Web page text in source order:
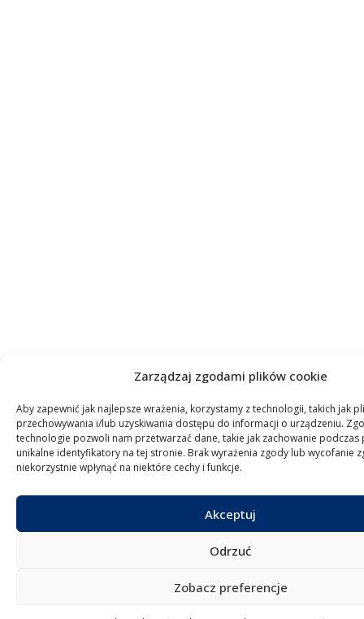
Zarządzaj zgodami plików cookie
Aby zapewnić jak najlepsze wrażenia, korzystamy z technologii, takich jak
przechowywania i/lub uzyskiwania dostępu do informacji o urządzeniu.
technologie pozwoli nam przetwarzać dane, takie jak zachowanie podczas
unikalne identyfikatory na tej stronie. Brak wyrażenia zgody lub wycofanie
niekorzystnie wpłynąć na niektóre cechy i funkcje.
Akceptuj
Odrzuć
Zobacz preferencje